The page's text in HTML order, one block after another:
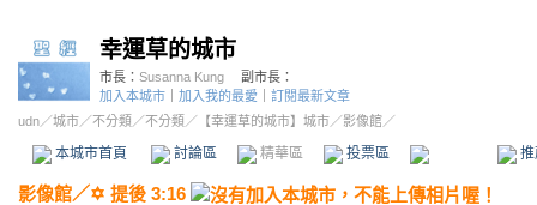
幸運草的城市
市長： Susanna Kung
副市長：
加入本城市
加入我的最愛
訂閱最新文章
udn／城市／不分類 ／不分類 ／ 【幸運草的城市】城市／影像館／
本城市首頁 討論區 精華區 投票區 影像館
影像館／✡️ 提後 3:16